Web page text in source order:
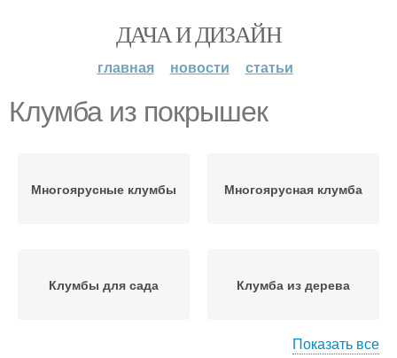
ДАЧА И ДИЗАЙН
главная новости статьи
Клумба из покрышек
Многоярусные клумбы Многоярусная клумба
Клумбы для сада Клумба из дерева
Показать все